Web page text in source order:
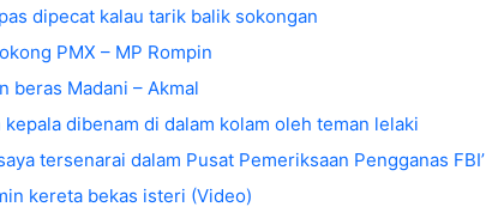
dipecat kalau tarik balik sokongan
PMX – MP Rompin
beras Madani – Akmal
dibenam di dalam kolam oleh teman lelaki
tersenarai dalam Pusat Pemeriksaan Pengganas FBI’
kereta bekas isteri (Video)